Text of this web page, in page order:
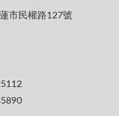
市民權路127號